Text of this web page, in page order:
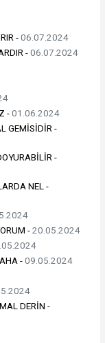
-06.07.2024
-06.07.2024
-01.06.2024
GEMİSİDİR -
-
NEL -
-20.05.2024
-09.05.2024
DERİN -